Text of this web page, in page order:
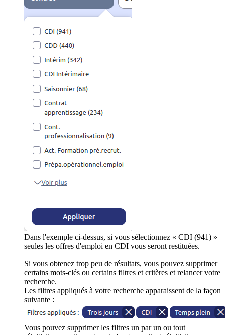
Dans l'exemple ci-dessus, si vous sélectionnez « CDI (941) »
seules les offres d'emploi en CDI vous seront restituées.
Si vous obtenez trop peu de résultats, vous pouvez supprimer
certains mots-clés ou certains filtres et critères et relancer votre
recherche.
Les filtres appliqués à votre recherche apparaissent de la façon
suivante :
Vous pouvez supprimer les filtres un par un ou tout